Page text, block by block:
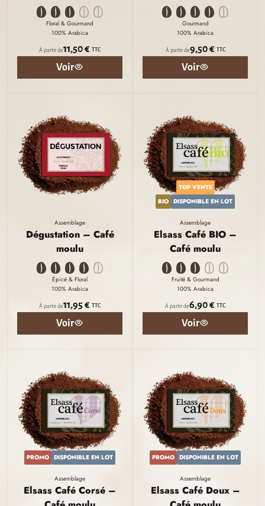
Floral & Gourmand
100% Arabica
À partir de11,50 € TTC
Voir
Gourmand
100% Arabica
À partir de9,50 € TTC
Voir
Assemblage
Dégustation – Café
moulu
Épicé & Floral
100% Arabica
À partir de11,95 € TTC
Voir
BIO DISPONIBLE EN LOT
TOP VENTE
Assemblage
Elsass Café BIO –
Café moulu
Fruité & Gourmand
100% Arabica
À partir de6,90 € TTC
Voir
PROMO DISPONIBLE EN LOT
Assemblage
Elsass Café Corsé –
PROMO DISPONIBLE EN LOT
Assemblage
Elsass Café Doux –